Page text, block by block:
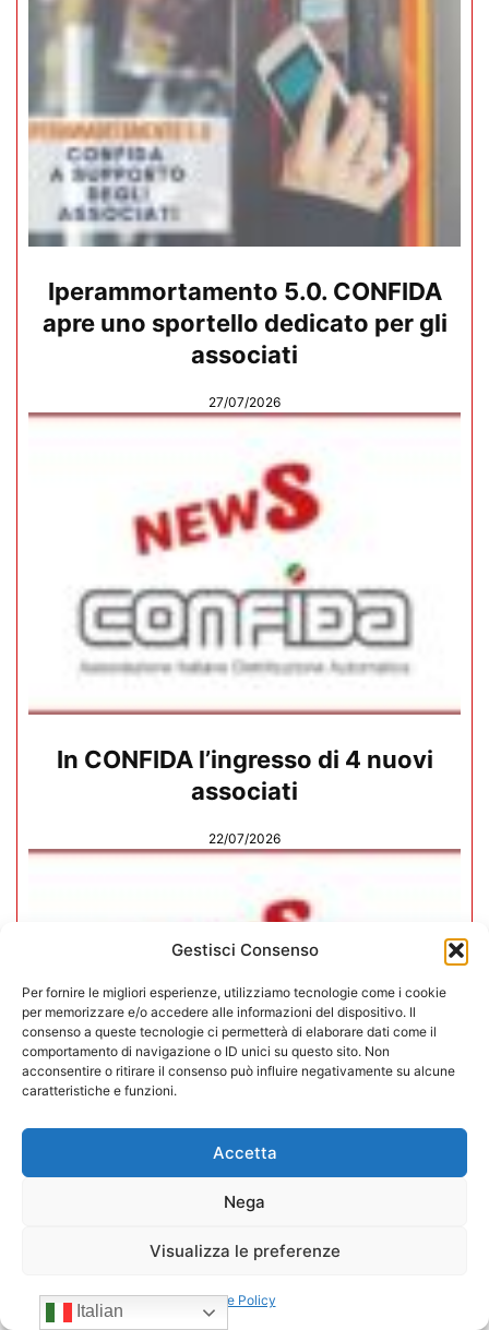
Gestisci Consenso
Per fornire le migliori esperienze, utilizziamo tecnologie come i cookie
per memorizzare e/o accedere alle informazioni del dispositivo. Il
consenso a queste tecnologie ci permetterà di elaborare dati come il
comportamento di navigazione o ID unici su questo sito. Non
acconsentire o ritirare il consenso può influire negativamente su alcune
caratteristiche e funzioni.
Accetta
Nega
Visualizza le preferenze
Cookie Policy
Iperammortamento 5.0. CONFIDA
apre uno sportello dedicato per gli
associati
27/07/2026
In CONFIDA l’ingresso di 4 nuovi
associati
22/07/2026
CONFIDA Servizi srl presenta il
Italian